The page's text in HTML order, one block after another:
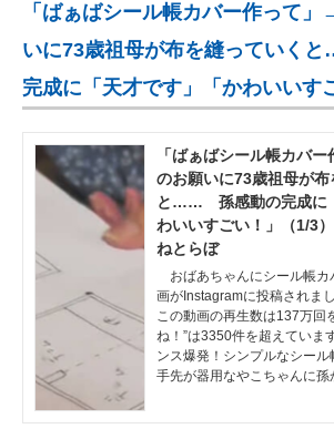
「ばぁばシール帳カバー作って
いに73歳祖母が布を縫っていく
完成に「天才です」「かわいいす
「ばぁばシール帳カバ
のお願いに73歳祖母が布
と…… 孫感動の完成に
わいいすごい！」（1/3
ねとらぼ
おばあちゃんにシール帳カ
画がInstagramに投稿されま
この動画の再生数は137万回
ね！”は3350件を超えていま
ンス爆発！シンプルなシー
手先が器用なやこちゃんに